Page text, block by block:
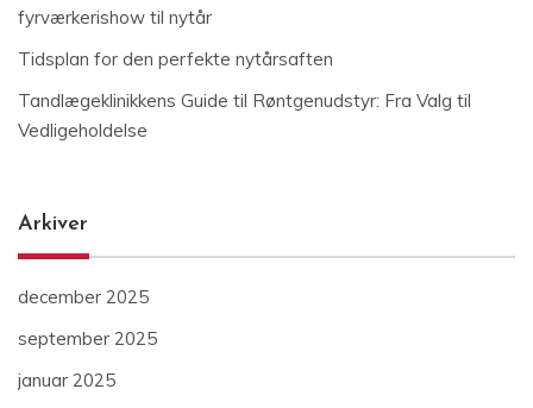
fyrværkerishow til nytår
Tidsplan for den perfekte nytårsaften
Tandlægeklinikkens Guide til Røntgenudstyr: Fra Valg til
Vedligeholdelse
Arkiver
december 2025
september 2025
januar 2025